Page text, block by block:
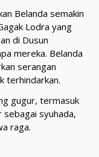
Belanda semakin
Lodra yang
di Dusun
mereka. Belanda
serangan
terhindarkan.
gugur, termasuk
syuhada,
raga.